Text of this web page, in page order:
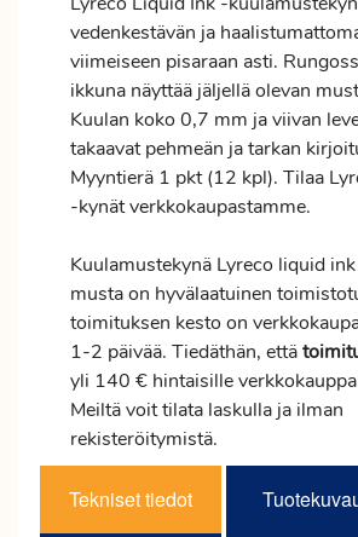
vedenkestävän ja
viimeiseen pisaraan asti.
ikkuna näyttää jäljellä olevan
Kuulan koko 0,7 mm ja viivan
takaavat pehmeän ja tarkan
Myyntierä 1 pkt (12 kpl). Tilaa
-kynät verkkokaupastamme.
Kuulamustekynä Lyreco liquid
musta on hyvälaatuinen
toimituksen kesto on
1-2 päivää. Tiedäthän, että
yli 140 € hintaisille
Meiltä voit tilata laskulla ja ilman
rekisteröitymistä.
Tekniset tiedot